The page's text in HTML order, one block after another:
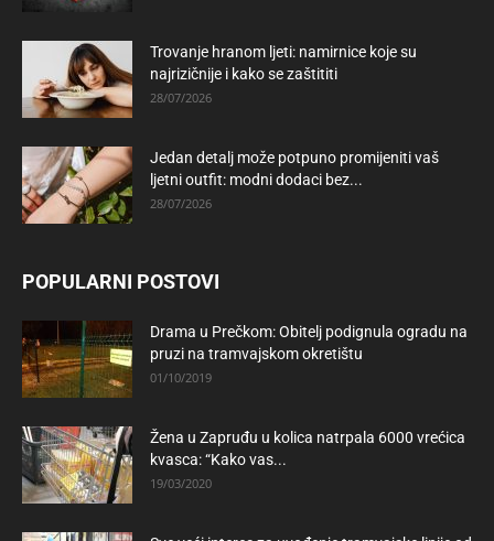
Trovanje hranom ljeti: namirnice koje su
najrizičnije i kako se zaštititi
28/07/2026
Jedan detalj može potpuno promijeniti vaš
ljetni outfit: modni dodaci bez...
28/07/2026
POPULARNI POSTOVI
Drama u Prečkom: Obitelj podignula ogradu na
pruzi na tramvajskom okretištu
01/10/2019
Žena u Zapruđu u kolica natrpala 6000 vrećica
kvasca: “Kako vas...
19/03/2020